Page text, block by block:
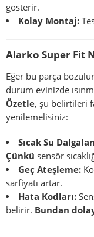
gösterir.
Kolay Montaj:
Alarko Super Fit
Eğer bu parça
durum evinizde
Özetle, şu belirtileri
yenilemelisiniz:
Sıcak Su
Çünkü sensör
Geç Ateşleme:
sarfiyatı artar.
Hata Kodları:
belirir. Bundan